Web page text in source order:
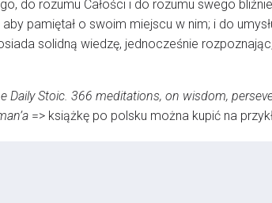
do rozumu Całości i do rozumu swego
pamiętał o swoim miejscu w nim; i do
solidną wiedzę, jednocześnie
Daily Stoic. 366 meditations, on wisdom,
=> książkę po polsku można kupić na